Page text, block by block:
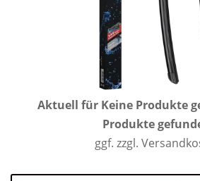
Aktuell für Keine Produkte
Produkte
ggf. zzgl.